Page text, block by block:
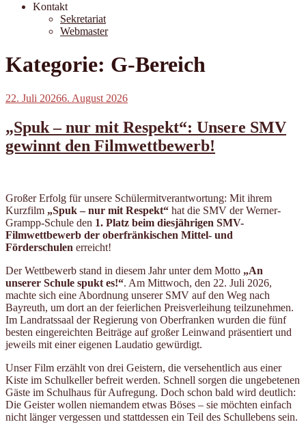
Kontakt
Sekretariat
Webmaster
Kategorie: G-Bereich
Veröffentlicht
22. Juli 20266. August 2026
„Spuk – nur mit Respekt“: Unsere SMV
gewinnt den Filmwettbewerb!
Großer Erfolg für unsere Schülermitverantwortung: Mit ihrem
Kurzfilm „Spuk – nur mit Respekt“ hat die SMV der Werner-
Grampp-Schule den 1. Platz beim diesjährigen SMV-
Filmwettbewerb der oberfränkischen Mittel- und
Förderschulen erreicht!
Der Wettbewerb stand in diesem Jahr unter dem Motto „An
unserer Schule spukt es!“. Am Mittwoch, den 22. Juli 2026,
machte sich eine Abordnung unserer SMV auf den Weg nach
Bayreuth, um dort an der feierlichen Preisverleihung teilzunehmen.
Im Landratssaal der Regierung von Oberfranken wurden die fünf
besten eingereichten Beiträge auf großer Leinwand präsentiert und
jeweils mit einer eigenen Laudatio gewürdigt.
Unser Film erzählt von drei Geistern, die versehentlich aus einer
Kiste im Schulkeller befreit werden. Schnell sorgen die ungebetenen
Gäste im Schulhaus für Aufregung. Doch schon bald wird deutlich:
Die Geister wollen niemandem etwas Böses – sie möchten einfach
nicht länger vergessen und stattdessen ein Teil des Schullebens sein.